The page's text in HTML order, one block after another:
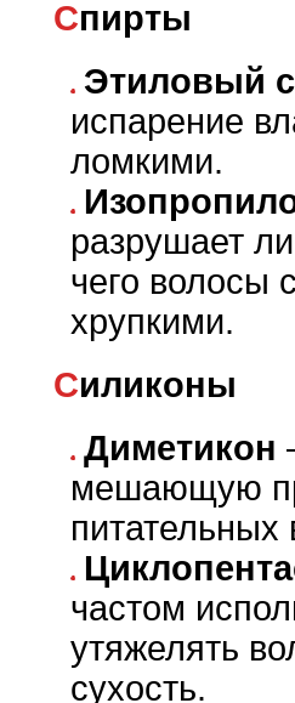
Спирты
Этиловый
испарение
ломкими.
разрушает
чего волосы
хрупкими.
Силиконы
Диметикон
мешающую
питательных
частом
утяжелять
сухость.